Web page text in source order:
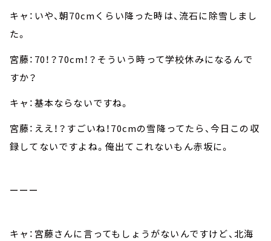
キャ：いや、朝70cmくらい降った時は、流石に除雪しまし
た。
宮藤：70！？70cm！？そういう時って学校休みになるんで
すか？
キャ：基本ならないですね。
宮藤：ええ！？すごいね！70cmの雪降ってたら、今日この収
録してないですよね。俺出てこれないもん赤坂に。
ーーー
キャ：宮藤さんに言ってもしょうがないんですけど、北海